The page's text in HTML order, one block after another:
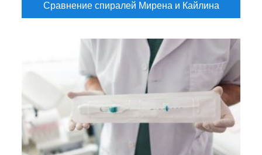
Сравнение спиралей Мирена и Кайлина